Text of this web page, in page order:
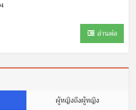
อ่านต่อ
ผู้หญิงถึงผู้หญิง